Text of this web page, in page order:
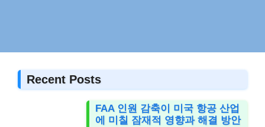
Recent Posts
FAA 인원 감축이 미국 항공 산업
에 미칠 잠재적 영향과 해결 방안